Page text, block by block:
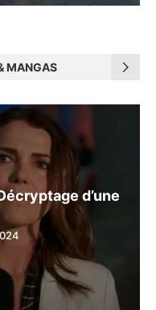
MANGAS
d’une